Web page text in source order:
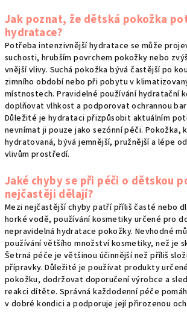
Jak poznat, že dětská pokožka
hydratace?
Potřeba intenzivnější hydratace se může
suchosti, hrubším povrchem pokožky nebo
vnější vlivy. Suchá pokožka bývá častější po
zimního období nebo při pobytu v
místnostech. Pravidelné používání hydratační
doplňovat vlhkost a podporovat ochrannou
Důležité je hydrataci přizpůsobit aktuálním
nevnímat ji pouze jako sezónní péči. Pokožka,
hydratovaná, bývá jemnější, pružnější a lépe
vlivům prostředí.
Jaké chyby se při péči o dětskou
nejčastěji dělají?
Mezi nejčastější chyby patří příliš časté nebo
horké vodě, používání kosmetiky určené pro
nepravidelná hydratace pokožky. Nevhodné
používání většího množství kosmetiky, než je
Šetrná péče je většinou účinnější než příliš
přípravky. Důležité je používat produkty
pokožku, dodržovat doporučení výrobce a
reakci dítěte. Správná každodenní péče
v dobré kondici a podporuje její přirozenou